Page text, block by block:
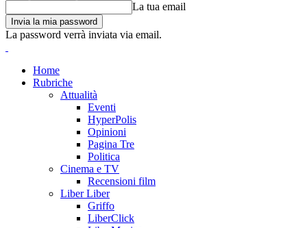
La tua email
La password verrà inviata via email.
Home
Rubriche
Attualità
Eventi
HyperPolis
Opinioni
Pagina Tre
Politica
Cinema e TV
Recensioni film
Liber Liber
Griffo
LiberClick